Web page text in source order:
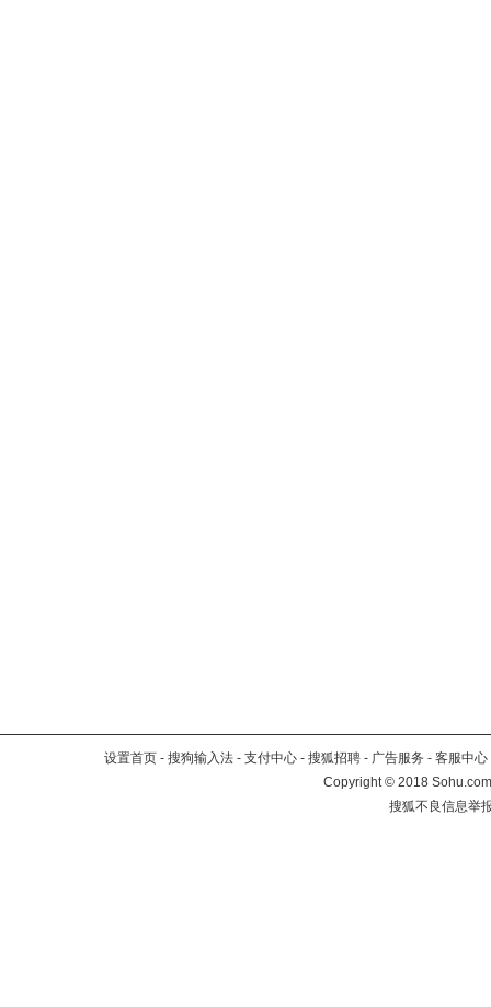
设置首页 - 搜狗输入法 - 支付中心 - 搜狐招聘 - 广告服务 - 客服中心
Copyright©2018
搜狐不良信息举